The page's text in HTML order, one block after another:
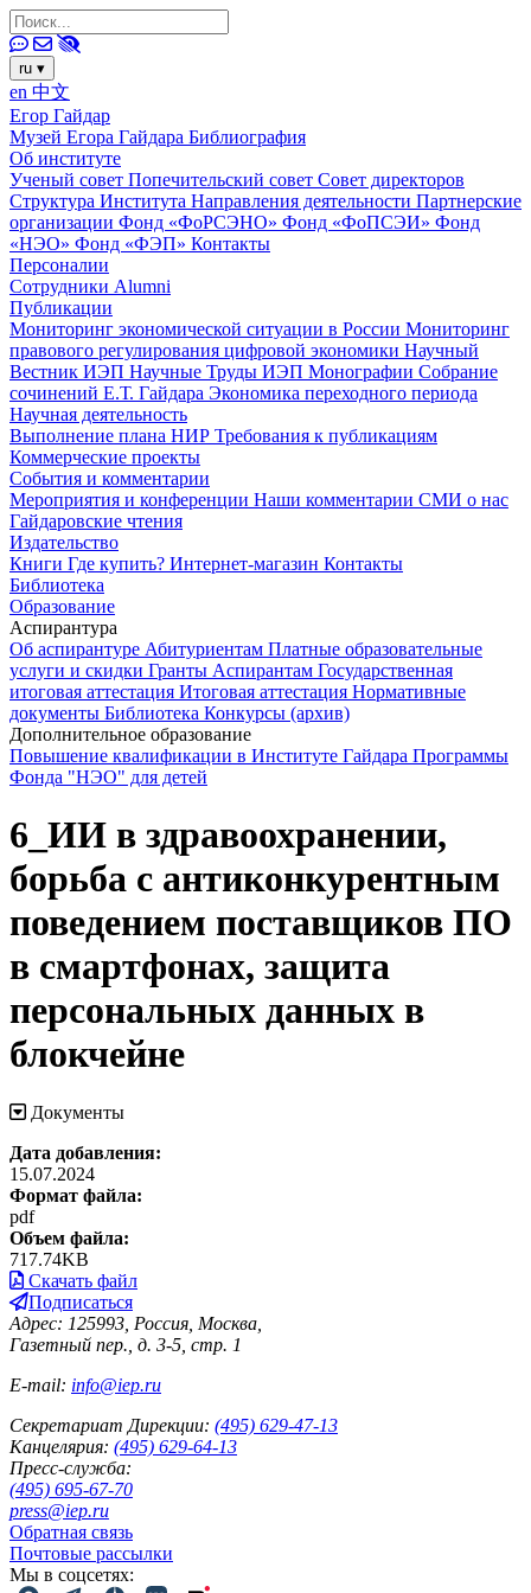
ru ▾
en 中文
Егор Гайдар
Музей Егора Гайдара Библиография
Об институте
Ученый совет Попечительский совет Совет директоров
Структура Института Направления деятельности Партнерские
организации Фонд «ФоРСЭНО» Фонд «ФоПСЭИ» Фонд
«НЭО» Фонд «ФЭП» Контакты
Персоналии
Сотрудники Alumni
Публикации
Мониторинг экономической ситуации в России Мониторинг
правового регулирования цифровой экономики Научный
Вестник ИЭП Научные Труды ИЭП Монографии Собрание
сочинений Е.Т. Гайдара Экономика переходного периода
Научная деятельность
Выполнение плана НИР Требования к публикациям
Коммерческие проекты
События и комментарии
Мероприятия и конференции Наши комментарии СМИ о нас
Гайдаровские чтения
Издательство
Книги Где купить? Интернет-магазин Контакты
Библиотека
Образование
Аспирантура
Об аспирантуре Абитуриентам Платные образовательные
услуги и скидки Гранты Аспирантам Государственная
итоговая аттестация Итоговая аттестация Нормативные
документы Библиотека Конкурсы (архив)
Дополнительное образование
Повышение квалификации в Институте Гайдара Программы
Фонда "НЭО" для детей
6_ИИ в здравоохранении,
борьба с антиконкурентным
поведением поставщиков ПО
в смартфонах, защита
персональных данных в
блокчейне
Документы
Дата добавления:
15.07.2024
Формат файла:
pdf
Объем файла:
717.74KB
Скачать файл
Подписаться
Адрес: 125993, Россия, Москва,
Газетный пер., д. 3-5, стр. 1
E-mail: info@iep.ru
Секретариат Дирекции: (495) 629-47-13
Канцелярия: (495) 629-64-13
Пресс-служба:
(495) 695-67-70
press@iep.ru
Обратная связь
Почтовые рассылки
Мы в соцсетях: